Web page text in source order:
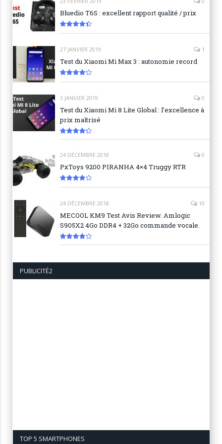
Bluedio T6S : excellent rapport qualité / prix
8.9
27 JANVIER 2019 1
Test du Xiaomi Mi Max 3 : autonomie record
8.3
3 JANVIER 2019 0
Test du Xiaomi Mi 8 Lite Global : l’excellence à
prix maîtrisé
24 DÉCEMBRE 2018 0
PxToys 9200 PIRANHA 4×4 Truggy RTR
8.1
24 DÉCEMBRE 2018 10
MECOOL KM9 Test Avis Review. Amlogic
S905X2 4Go DDR4 + 32Go commande vocale.
PUBLICITÉ2
TOP 5 SMARTPHONES